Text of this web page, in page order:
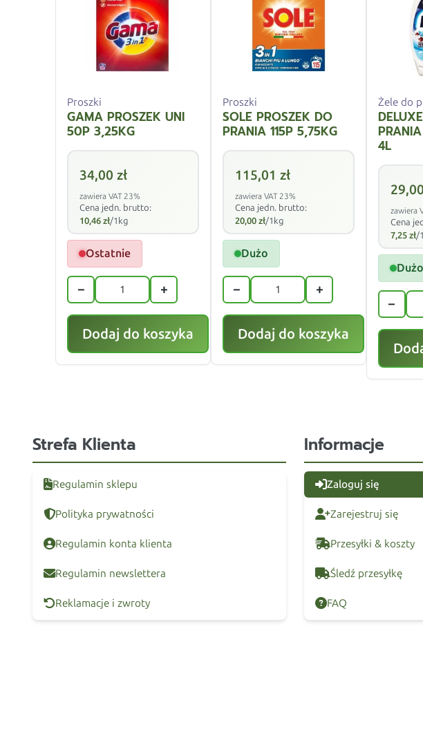
Proszki
GAMA PROSZEK UNI
50P 3,25KG
34,00zł
zawiera VAT 23%
Cena jedn. brutto:
10,46zł/1kg
Ostatnie
− +
Dodaj do koszyka
Proszki
SOLE PROSZEK DO
PRANIA 115P 5,75KG
115,01zł
zawiera VAT 23%
Cena jedn. brutto:
20,00zł/1kg
Dużo
− +
Dodaj do koszyka
Żele do
4L
29,00
zawiera
Cena
7,25 zł/1l
Dużo
−
Strefa Klienta
Regulamin sklepu
Polityka prywatności
Regulamin konta klienta
Regulamin newslettera
Reklamacje i zwroty
Informacje
Zaloguj się
Zarejestruj się
Przesyłki & koszty
Śledź przesyłkę
FAQ